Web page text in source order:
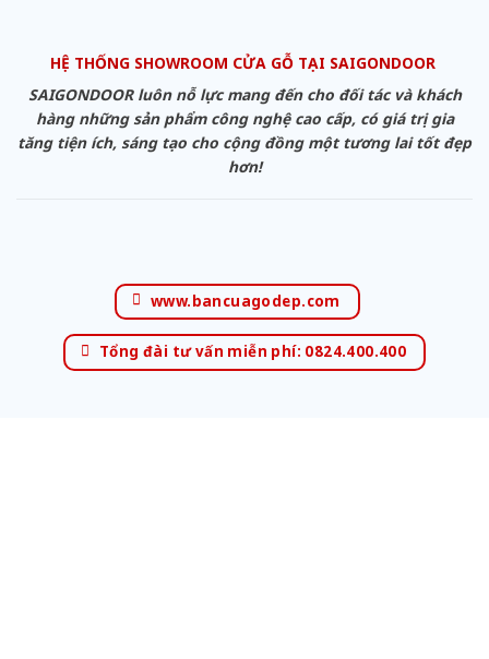
HỆ THỐNG SHOWROOM CỬA GỖ TẠI SAIGONDOOR
SAIGONDOOR luôn nỗ lực mang đến cho đối tác và khách
hàng những sản phẩm công nghệ cao cấp, có giá trị gia
tăng tiện ích, sáng tạo cho cộng đồng một tương lai tốt đẹp
hơn!
www.bancuagodep.com
Tổng đài tư vấn miễn phí: 0824.400.400